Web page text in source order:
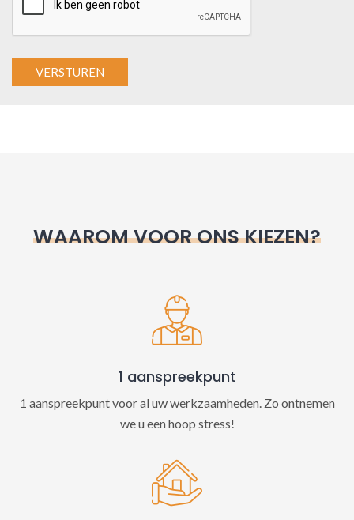
WAAROM VOOR ONS KIEZEN?
1 aanspreekpunt
1 aanspreekpunt voor al uw werkzaamheden. Zo ontnemen
we u een hoop stress!